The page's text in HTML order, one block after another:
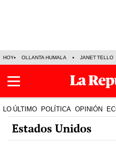
HOY OLLANTA HUMALA JANET TELLO
LO ÚLTIMO POLÍTICA OPINIÓN
Estados Unidos